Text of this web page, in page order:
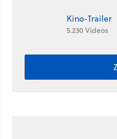
Kino-Trailer
5.230 Videos